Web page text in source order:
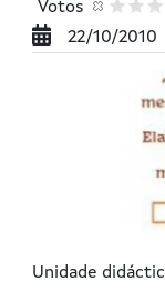
Votos
22/10/2010
Unidade